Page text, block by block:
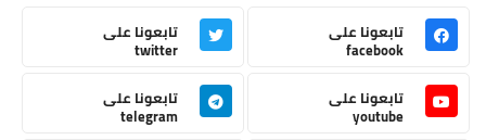
تابعونا على
facebook
تابعونا على
twitter
تابعونا على
youtube
تابعونا على
telegram